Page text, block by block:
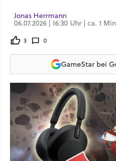
Jonas Herrmann
06.07.2026 | 16:30 Uhr | ca. 1
3 0
GameStar bei